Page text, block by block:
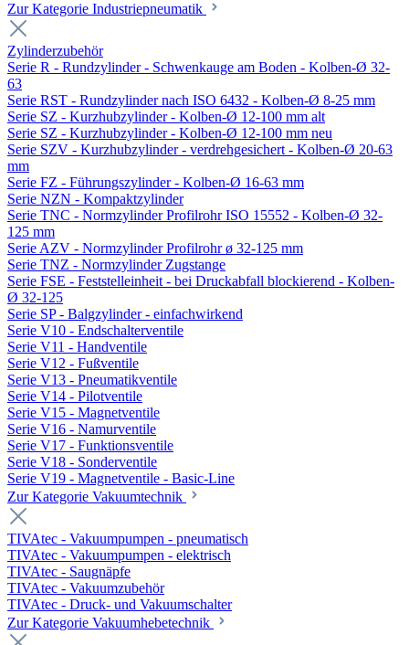
Zur Kategorie Industriepneumatik
Zylinderzubehör
Serie R - Rundzylinder - Schwenkauge am Boden - Kolben-Ø 32-
63
Serie RST - Rundzylinder nach ISO 6432 - Kolben-Ø 8-25 mm
Serie SZ - Kurzhubzylinder - Kolben-Ø 12-100 mm alt
Serie SZ - Kurzhubzylinder - Kolben-Ø 12-100 mm neu
Serie SZV - Kurzhubzylinder - verdrehgesichert - Kolben-Ø 20-63
mm
Serie FZ - Führungszylinder - Kolben-Ø 16-63 mm
Serie NZN - Kompaktzylinder
Serie TNC - Normzylinder Profilrohr ISO 15552 - Kolben-Ø 32-
125 mm
Serie AZV - Normzylinder Profilrohr ø 32-125 mm
Serie TNZ - Normzylinder Zugstange
Serie FSE - Feststelleinheit - bei Druckabfall blockierend - Kolben-
Ø 32-125
Serie SP - Balgzylinder - einfachwirkend
Serie V10 - Endschalterventile
Serie V11 - Handventile
Serie V12 - Fußventile
Serie V13 - Pneumatikventile
Serie V14 - Pilotventile
Serie V15 - Magnetventile
Serie V16 - Namurventile
Serie V17 - Funktionsventile
Serie V18 - Sonderventile
Serie V19 - Magnetventile - Basic-Line
Zur Kategorie Vakuumtechnik
TIVAtec - Vakuumpumpen - pneumatisch
TIVAtec - Vakuumpumpen - elektrisch
TIVAtec - Saugnäpfe
TIVAtec - Vakuumzubehör
TIVAtec - Druck- und Vakuumschalter
Zur Kategorie Vakuumhebetechnik